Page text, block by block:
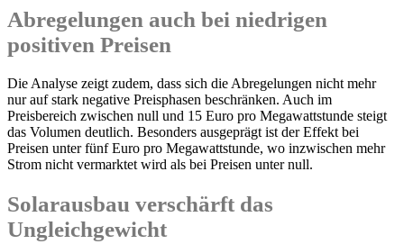
Abregelungen auch bei niedrigen
positiven Preisen
Die Analyse zeigt zudem, dass sich die Abregelungen nicht mehr
nur auf stark negative Preisphasen beschränken. Auch im
Preisbereich zwischen null und 15 Euro pro Megawattstunde steigt
das Volumen deutlich. Besonders ausgeprägt ist der Effekt bei
Preisen unter fünf Euro pro Megawattstunde, wo inzwischen mehr
Strom nicht vermarktet wird als bei Preisen unter null.
Solarausbau verschärft das
Ungleichgewicht